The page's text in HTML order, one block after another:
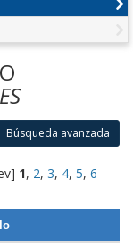
Búsqueda avanzada
1, 2, 3, 4, 5, 6